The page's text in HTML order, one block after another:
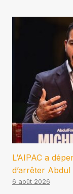
L’AIPAC a
d’arrêter Abdul
6 août 2026